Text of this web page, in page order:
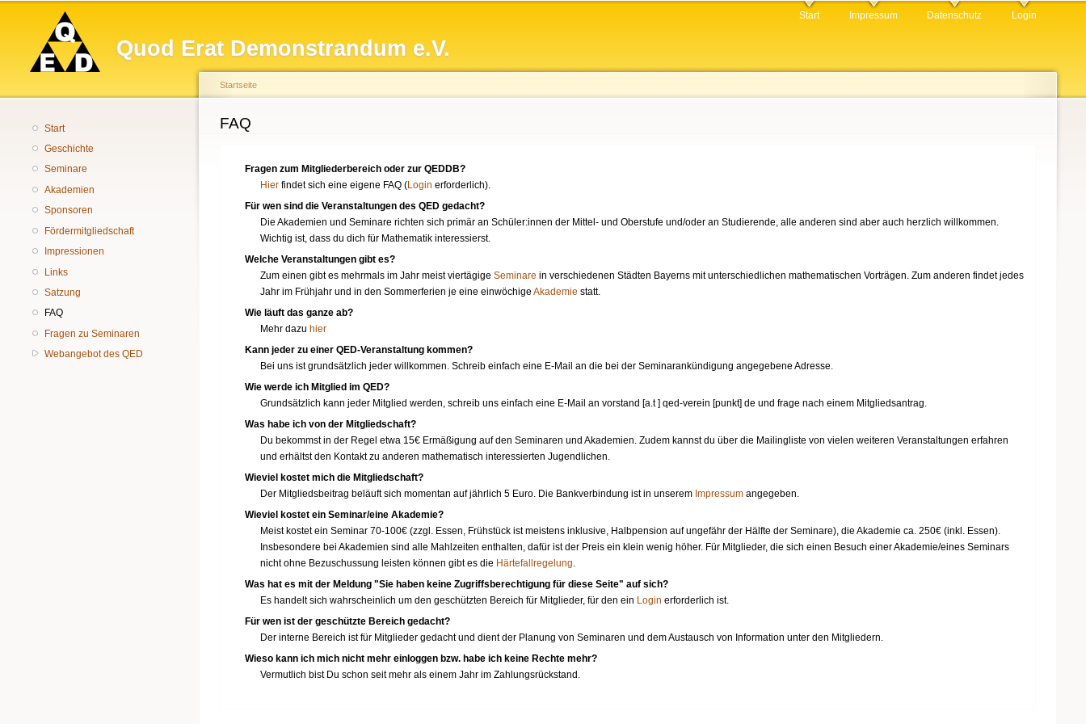
Quod Erat Demonstrandum e.V.
Hauptmenü Start Impressum Datenschutz Login
Start
Geschichte
Seminare
Akademien
Sponsoren
Fördermitgliedschaft
Impressionen
Links
Satzung
FAQ
Fragen zu Seminaren
Webangebot des QED
Sie sind hier
Startseite
FAQ
Fragen zum Mitgliederbereich oder zur QEDDB?
Hierfindet sich eine eigene FAQ (Login erforderlich).
Für wen sind die Veranstaltungen des QED gedacht?
Die Akademien und Seminare richten sich primär an Schüler:innen der Mittel- und Oberstufe und/oder an Studierende, alle anderen sind aber auch herzlich willkommen.
Wichtig ist, dass du dich für Mathematik interessierst.
Welche Veranstaltungen gibt es?
Zum einen gibt es mehrmals im Jahr meist viertägige Seminare in verschiedenen Städten Bayerns mit unterschiedlichen mathematischen Vorträgen. Zum anderen findet jedes
Jahr im Frühjahr und in den Sommerferien je eine einwöchige Akademie statt.
Wie läuft das ganze ab?
Mehr dazu hier
Kann jeder zu einer QED-Veranstaltung kommen?
Bei uns ist grundsätzlich jeder willkommen. Schreib einfach eine E-Mail an die bei der Seminarankündigung angegebene Adresse.
Wie werde ich Mitglied im QED?
Grundsätzlich kann jeder Mitglied werden, schreib uns einfach eine E-Mail an vorstand [a.t ] qed-verein [punkt] de und frage nach einem Mitgliedsantrag.
Was habe ich von der Mitgliedschaft?
Du bekommst in der Regel etwa 15€ Ermäßigung auf den Seminaren und Akademien. Zudem kannst du über die Mailingliste von vielen weiteren Veranstaltungen erfahren
und erhältst den Kontakt zu anderen mathematisch interessierten Jugendlichen.
Wieviel kostet mich die Mitgliedschaft?
Der Mitgliedsbeitrag beläuft sich momentan auf jährlich 5 Euro. Die Bankverbindung ist in unserem Impressumangegeben.
Wieviel kostet ein Seminar/eine Akademie?
Meist kostet ein Seminar 70-100€ (zzgl. Essen, Frühstück ist meistens inklusive, Halbpension auf ungefähr der Hälfte der Seminare), die Akademie ca. 250€ (inkl. Essen).
Insbesondere bei Akademien sind alle Mahlzeiten enthalten, dafür ist der Preis ein klein wenig höher. Für Mitglieder, die sich einen Besuch einer Akademie/eines Seminars
nicht ohne Bezuschussung leisten können gibt es die Härtefallregelung.
Was hat es mit der Meldung "Sie haben keine Zugriffsberechtigung für diese Seite" auf sich?
Es handelt sich wahrscheinlich um den geschützten Bereich für Mitglieder, für den ein Login erforderlich ist.
Für wen ist der geschützte Bereich gedacht?
Der interne Bereich ist für Mitglieder gedacht und dient der Planung von Seminaren und dem Austausch von Information unter den Mitgliedern.
Wieso kann ich mich nicht mehr einloggen bzw. habe ich keine Rechte mehr?
Vermutlich bist Du schon seit mehr als einem Jahr im Zahlungsrückstand.